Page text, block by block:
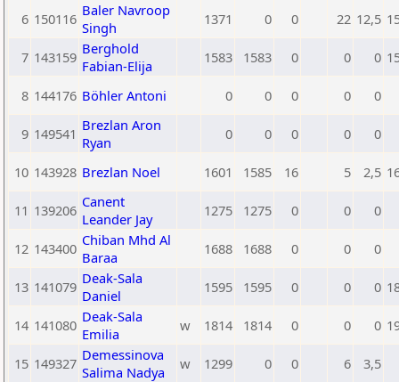
6 150116 Baler Navroop
Singh
1371 0 0 22 12,5
7 143159 Berghold
Fabian-Elija
1583 1583 0 0 0
8 144176 Böhler Antoni 0 0 0 0 0
9 149541 Brezlan Aron
Ryan
0 0 0 0 0
10 143928 Brezlan Noel 1601 1585 16 5 2,5
11 139206 Canent
Leander Jay
1275 1275 0 0 0
12 143400 Chiban Mhd Al
Baraa
1688 1688 0 0 0
13 141079 Deak-Sala
Daniel
1595 1595 0 0 0
14 141080 Deak-Sala
Emilia
w 1814 1814 0 0 0
15 149327 Demessinova
Salima Nadya
w 1299 0 0 6 3,5